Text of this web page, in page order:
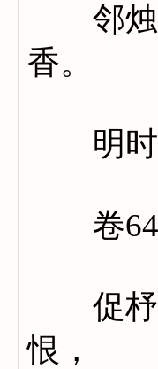
邻烛
香。
明时
卷
促杼
恨，